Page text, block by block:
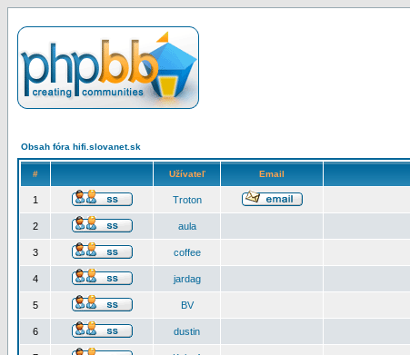
Obsah fóra hifi.slovanet.sk
# Užívateľ Email
1 Troton
2 aula
3 coffee
4 jardag
5 BV
6 dustin